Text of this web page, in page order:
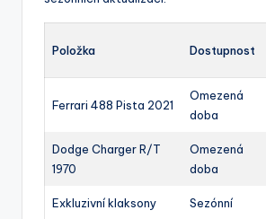
Položka Dostupnost
Ferrari 488 Pista 2021
Omezená
doba
Dodge Charger R/T
1970
Omezená
doba
Exkluzivní klaksony Sezónní